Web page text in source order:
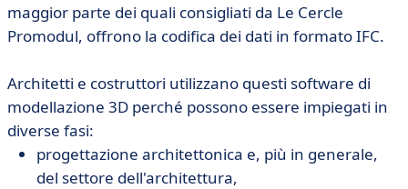
maggior parte dei quali consigliati da Le Cercle
Promodul, offrono la codifica dei dati in formato IFC.
Architetti e costruttori utilizzano questi software di
modellazione 3D perché possono essere impiegati in
diverse fasi:
progettazione architettonica e, più in generale,
del settore dell'architettura,